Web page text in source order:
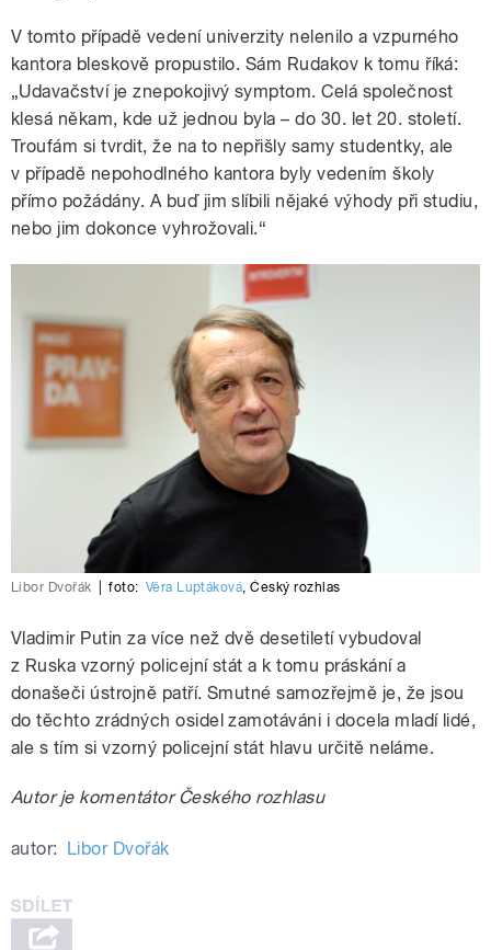
V tomto případě vedení univerzity nelenilo a vzpurného
kantora bleskově propustilo. Sám Rudakov k tomu říká:
„Udavačství je znepokojivý symptom. Celá společnost
klesá někam, kde už jednou byla – do 30. let 20. století.
Troufám si tvrdit, že na to nepřišly samy studentky, ale
v případě nepohodlného kantora byly vedením školy
přímo požádány. A buď jim slíbili nějaké výhody při studiu,
nebo jim dokonce vyhrožovali.“
Libor Dvořák foto: Věra Luptáková,Český rozhlas
Vladimir Putin za více než dvě desetiletí vybudoval
z Ruska vzorný policejní stát a k tomu práskání a
donašeči ústrojně patří. Smutné samozřejmě je, že jsou
do těchto zrádných osidel zamotáváni i docela mladí lidé,
ale s tím si vzorný policejní stát hlavu určitě neláme.
Autor je komentátor Českého rozhlasu
autor: Libor Dvořák